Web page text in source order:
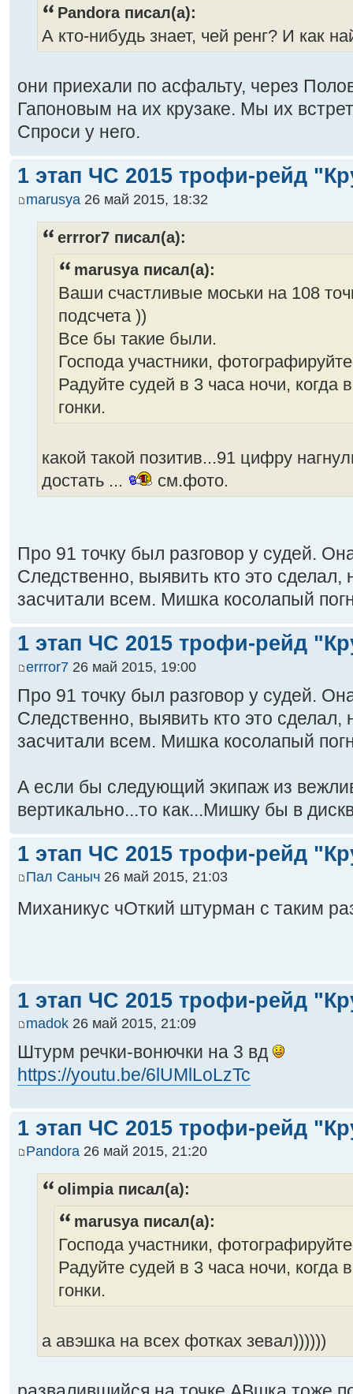
Pandora писал(а):
А кто-нибудь знает, чей ренг? И как
они приехали по асфальту, через
Гапоновым на их крузаке. Мы их
Спроси у него.
1 этап ЧС 2015 трофи-рейд
marusya 26 май 2015, 18:32
errror7 писал(а):
marusya писал(а):
Ваши счастливые моськи на 108
подсчета ))
Все бы такие были.
Господа участники,
Радуйте судей в 3 часа ночи, когда
гонки.
какой такой позитив...91 цифру
достать ...
см.фото.
Про 91 точку был разговор у судей.
Следственно, выявить кто это
засчитали всем. Мишка косолапый
1 этап ЧС 2015 трофи-рейд
errror7 26 май 2015, 19:00
Про 91 точку был разговор у судей.
Следственно, выявить кто это
засчитали всем. Мишка косолапый
А если бы следующий экипаж из
вертикально...то как...Мишку бы в
1 этап ЧС 2015 трофи-рейд
Пал Саныч 26 май 2015, 21:03
Миханикус чОткий штурман с таким
1 этап ЧС 2015 трофи-рейд
madok 26 май 2015, 21:09
Штурм речки-вонючки на 3 вд
https://youtu.be/6lUMlLoLzTc
1 этап ЧС 2015 трофи-рейд
Pandora 26 май 2015, 21:20
olimpia писал(а):
marusya писал(а):
Господа участники,
Радуйте судей в 3 часа ночи, когда
гонки.
а авэшка на всех фотках зевал))))))